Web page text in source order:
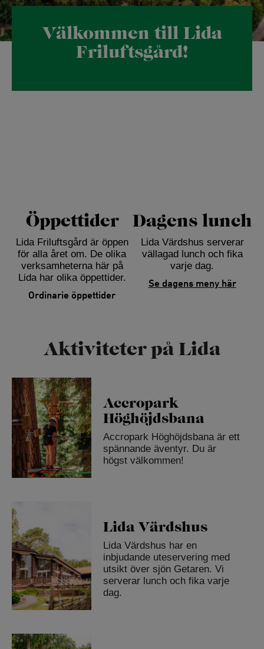
Välkommen till Lida
Friluftsgård!
Öppettider
Lida Friluftsgård är öppen
för alla året om. De olika
verksamheterna här på
Lida har olika öppettider.
Ordinarie öppettider
Dagens lunch
Lida Värdshus serverar
vällagad lunch och fika
varje dag.
Se dagens meny här
Aktiviteter på Lida
Accropark
Höghöjdsbana
Accropark Höghöjdsbana är ett
spännande äventyr. Du är
högst välkommen!
Lida Värdshus
Lida Värdshus har en
inbjudande uteservering med
utsikt över sjön Getaren. Vi
serverar lunch och fika varje
dag.